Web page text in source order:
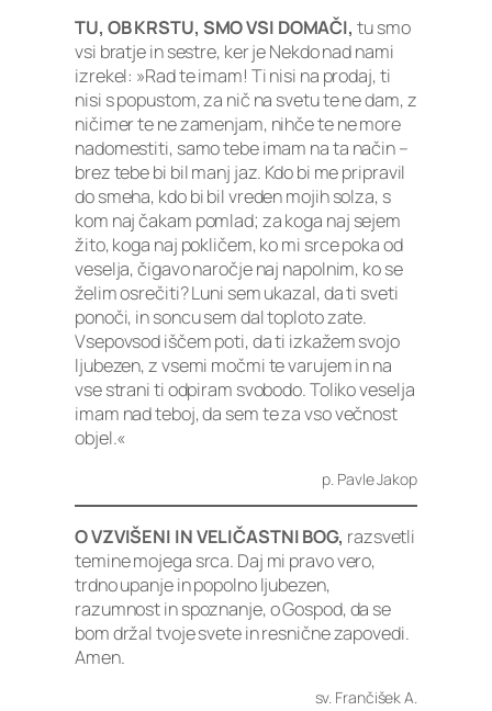
TU, OB KRSTU, SMO VSI DOMAČI, tu smo
vsi bratje in sestre, ker je Nekdo nad nami
izrekel: »Rad te imam! Ti nisi na prodaj, ti
nisi s popustom, za nič na svetu te ne dam, z
ničimer te ne zamenjam, nihče te ne more
nadomestiti, samo tebe imam na ta način –
brez tebe bi bil manj jaz. Kdo bi me pripravil
do smeha, kdo bi bil vreden mojih solza, s
kom naj čakam pomlad; za koga naj sejem
žito, koga naj pokličem, ko mi srce poka od
veselja, čigavo naročje naj napolnim, ko se
želim osrečiti? Luni sem ukazal, da ti sveti
ponoči, in soncu sem dal toploto zate.
Vsepovsod iščem poti, da ti izkažem svojo
ljubezen, z vsemi močmi te varujem in na
vse strani ti odpiram svobodo. Toliko veselja
imam nad teboj, da sem te za vso večnost
objel.«
p. Pavle Jakop
O VZVIŠENI IN VELIČASTNI BOG, razsvetli
temine mojega srca. Daj mi pravo vero,
trdno upanje in popolno ljubezen,
razumnost in spoznanje, o Gospod, da se
bom držal tvoje svete in resnične zapovedi.
Amen.
sv. Frančišek A.